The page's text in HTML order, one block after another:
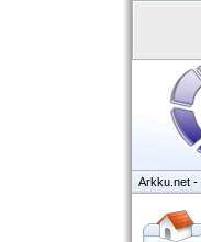
Arkku.net -